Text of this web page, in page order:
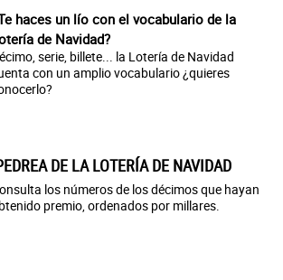
haces un lío con el vocabulario de la
de Navidad?
serie, billete... la Lotería de Navidad
con un amplio vocabulario ¿quieres
DE LA LOTERÍA DE NAVIDAD
los números de los décimos que hayan
premio, ordenados por millares.